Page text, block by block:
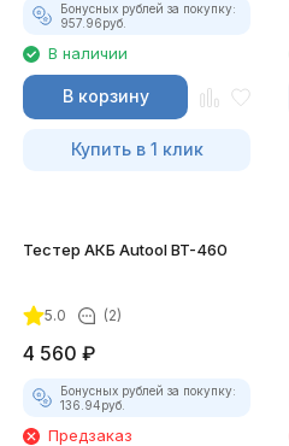
Бонусных рублей за покупку:
957.96руб.
В наличии
В корзину
Купить в 1 клик
Тестер АКБ Autool BT-460
5.0 (2)
4 560 ₽
Бонусных рублей за покупку:
136.94руб.
Предзаказ